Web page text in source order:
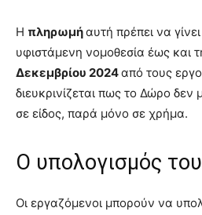
Η πληρωμήαυτή πρέπει να
υφιστάμενη νομοθεσία έως και
Δεκεμβρίου 2024από τους
διευκρινίζεται πως το Δώρο δεν
σε είδος, παρά μόνο σε χρήμα.
Ο υπολογισμός
Οι εργαζόμενοι μπορούν να